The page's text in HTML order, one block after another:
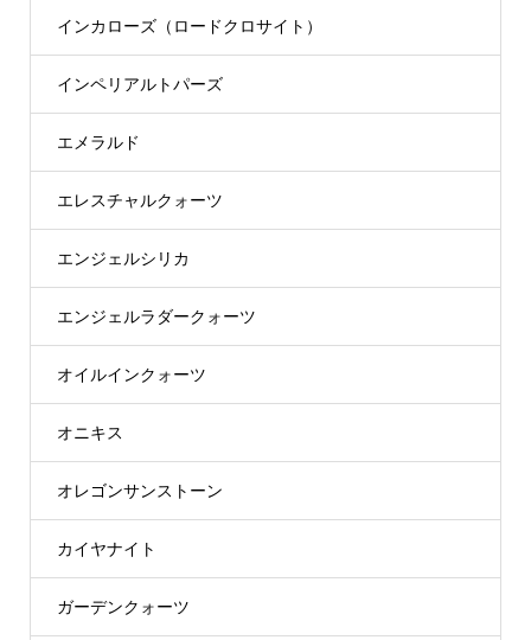
インカローズ（ロードクロサイト）
インペリアルトパーズ
エメラルド
エレスチャルクォーツ
エンジェルシリカ
エンジェルラダークォーツ
オイルインクォーツ
オニキス
オレゴンサンストーン
カイヤナイト
ガーデンクォーツ